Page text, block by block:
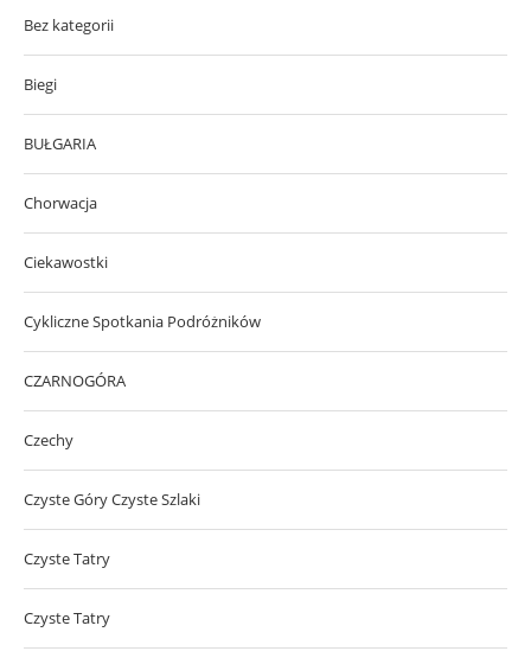
Bez kategorii
Biegi
BUŁGARIA
Chorwacja
Ciekawostki
Cykliczne Spotkania Podróżników
CZARNOGÓRA
Czechy
Czyste Góry Czyste Szlaki
Czyste Tatry
Czyste Tatry